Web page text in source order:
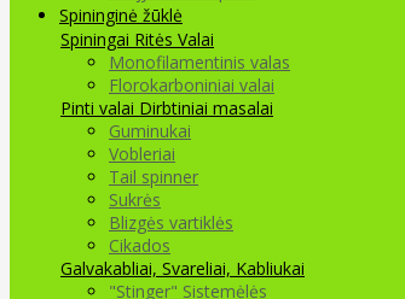
Spininginė žūklė
Spiningai Ritės Valai
Monofilamentinis valas
Florokarboniniai valai
Pinti valai Dirbtiniai masalai
Guminukai
Vobleriai
Tail spinner
Sukrės
Blizgės vartiklės
Cikados
Galvakabliai, Svareliai, Kabliukai
"Stinger" Sistemėlės